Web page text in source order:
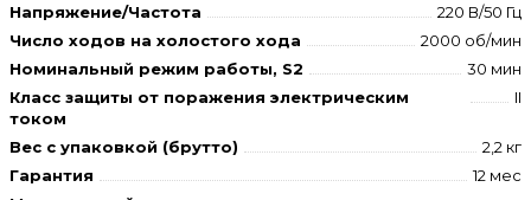
Напряжение/Частота
220 В/50 Гц
Число ходов на холостого хода
2000 об/мин
Номинальный режим работы, S2
30 мин
Класс защиты от поражения электрическим
током
II
Вес с упаковкой (брутто)
2,2 кг
Гарантия
12 мес